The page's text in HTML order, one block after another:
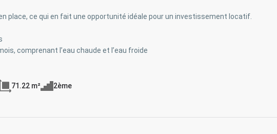
place, ce qui en fait une opportunité idéale pour un investissement locatif.
comprenant l’eau chaude et l’eau froide
71.22 m² 2ème